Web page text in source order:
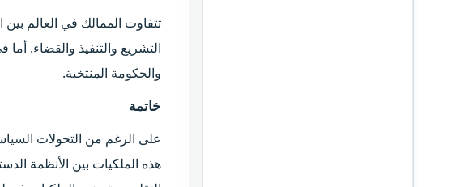
تتفاوت الممالك في العالم
التشريع والتنفيذ والقضاء.
والحكومة المنتخبة.
خاتمة​
على الرغم من التحولات
هذه الملكيات بين الأنظمة